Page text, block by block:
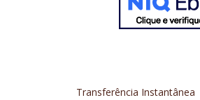
Transferência Instantânea